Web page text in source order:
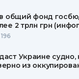
общий фонд
2 трлн грн
196
Украине судно,
из